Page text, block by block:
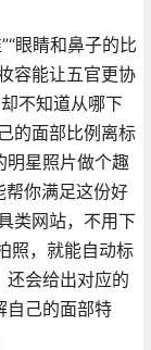
眼睛和鼻子的比
容能让五官更协
不知道从哪下
的面部比例离标
明星照片做个趣
你满足这份好
类网站，不用下
照，就能自动标
还会给出对应的
自己的面部特